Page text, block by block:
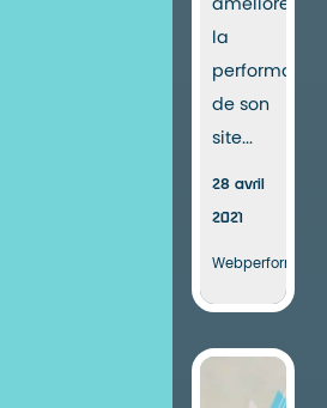
améliorer
la
performance
de son
site...
28 avril
2021
Webperformance